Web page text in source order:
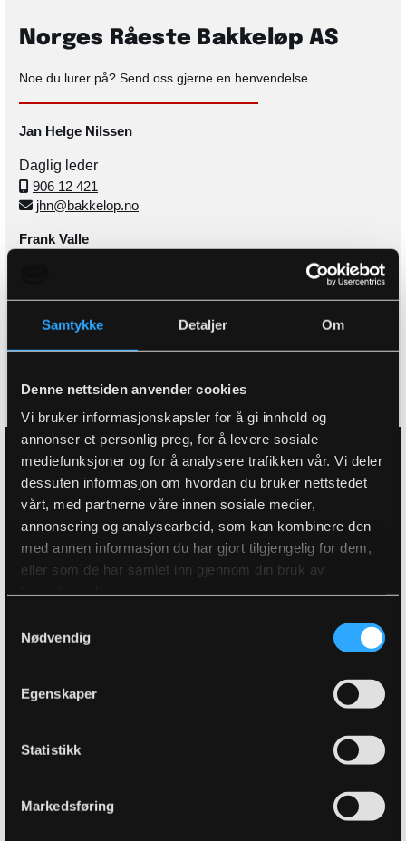
Samtykke Detaljer Om
Denne nettsiden anvender cookies
Vi bruker informasjonskapsler for å gi innhold og
annonser et personlig preg, for å levere sosiale
mediefunksjoner og for å analysere trafikken vår. Vi deler
dessuten informasjon om hvordan du bruker nettstedet
vårt, med partnerne våre innen sosiale medier,
annonsering og analysearbeid, som kan kombinere den
med annen informasjon du har gjort tilgjengelig for dem,
eller som de har samlet inn gjennom din bruk av
Nødvendig
Egenskaper
Statistikk
Markedsføring
Norges Råeste Bakkeløp AS
Noe du lurer på? Send oss gjerne en henvendelse.
Jan Helge Nilssen
Daglig leder
 906 12 421
 jhn@bakkelop.no
Frank Valle
Hold deg oppdatert på nyheter, program og innhold fra
MEDIAKKREDITERING
Vi ønsker at så mange som mulig deler sine bilder og
videoer med oss i etterkant for videre bruk i
markedsføring.